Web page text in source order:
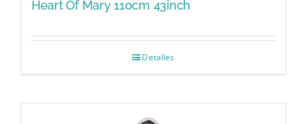
Heart Of Mary 110cm 43inch
Detalles